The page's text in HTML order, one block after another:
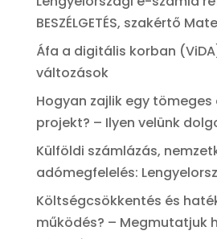
BESZÉLGETÉS, szakértő
Áfa a digitális korban
változások
Hogyan zajlik egy
projekt? – Ilyen velünk
Külföldi számlázás,
adómegfelelés:
Költségcsökkentés és
működés? – Megmutatjuk